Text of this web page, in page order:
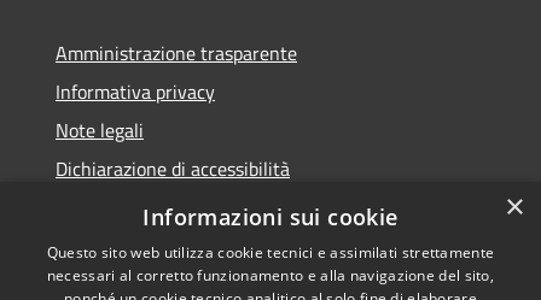
Amministrazione trasparente
Informativa privacy
Note legali
Dichiarazione di accessibilità
Feedback accessibilità
×
Informazioni sui cookie
Questo sito web utilizza cookie tecnici e assimilati strettamente
necessari al corretto funzionamento e alla navigazione del sito,